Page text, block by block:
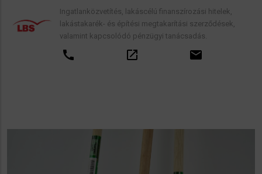
Ingatlanközvetítés, lakáscélú finanszírozási hitelek,
lakástakarék- és építési megtakarítási szerződések,
valamint kapcsolódó pénzügyi tanácsadás.
call open_in_new email